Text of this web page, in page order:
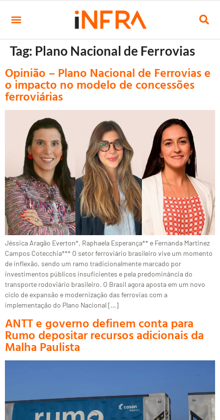
Tag: Plano Nacional de Ferrovias
Opinião – Plano Nacional de Ferrovias e
o impacto no modelo de concessões
ferroviárias
Jéssica Aragão Everton*, Raphaela Esperança** e Fernanda Martinez
Campos Cotecchia*** O setor ferroviário brasileiro vive um momento
de inflexão, sendo um ramo tradicionalmente marcado por
investimentos públicos insuficientes e pela predominância do
transporte rodoviário brasileiro. O Brasil agora aposta em um novo
ciclo de expansão e modernização das ferrovias com a
implementação do Plano Nacional […]
ANTT e governo definem conta para
Rumo depositar recursos adicionais da
Malha Paulista